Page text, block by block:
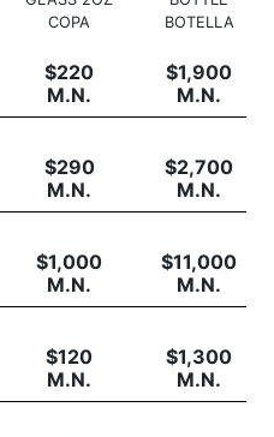
COPA
BOTELLA
$220
M.N.
$1,900
M.N.
$290
M.N.
$2,700
M.N.
$1,000
M.N.
$11,000
M.N.
$120
M.N.
$1,300
M.N.